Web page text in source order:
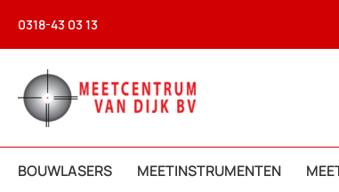
naar
de
inhoud
0318-43 03 13
BOUWLASERS MEETINSTRUMENTEN